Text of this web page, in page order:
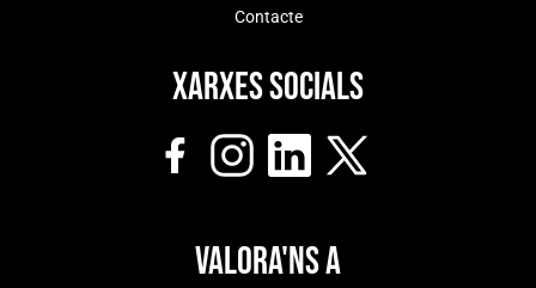
Contacte
Xarxes socials
Valora'ns a